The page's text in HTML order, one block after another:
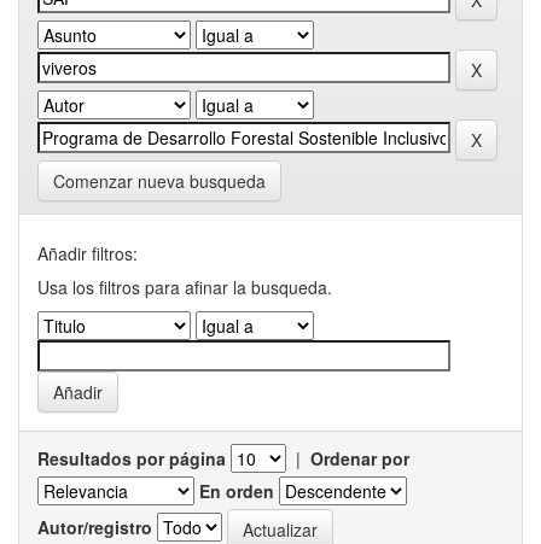
Comenzar nueva busqueda
Añadir filtros:
Usa los filtros para afinar la busqueda.
Resultados por página | Ordenar por
En orden
Autor/registro